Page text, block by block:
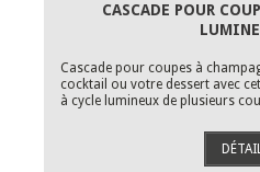
CASCADE POUR
Cascade pour coupes à
cocktail ou votre dessert avec
à cycle lumineux de plusieurs